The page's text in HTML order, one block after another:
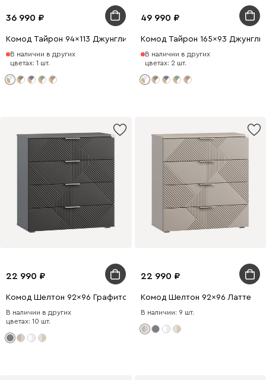
36 990
Комод Тайрон 94x113 Джунгли ​
В наличии в других
цветах: 1 шт.
49 990
Комод Тайрон 165x93 Джунгли ​
В наличии в других
цветах: 2 шт.
22 990
Комод Шелтон 92x96 Графитовый
В наличии в других
цветах: 10 шт.
22 990
Комод Шелтон 92x96 Латте
В наличии: 9 шт.